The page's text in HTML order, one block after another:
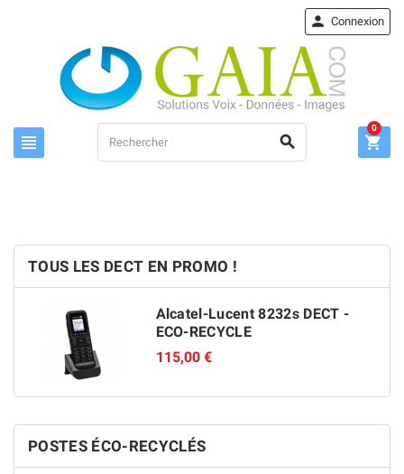
 
 Connexion

0
TOUS LES DECT EN PROMO !
Alcatel-Lucent 8232s DECT -
ECO-RECYCLE
115,00 €
POSTES ÉCO-RECYCLÉS